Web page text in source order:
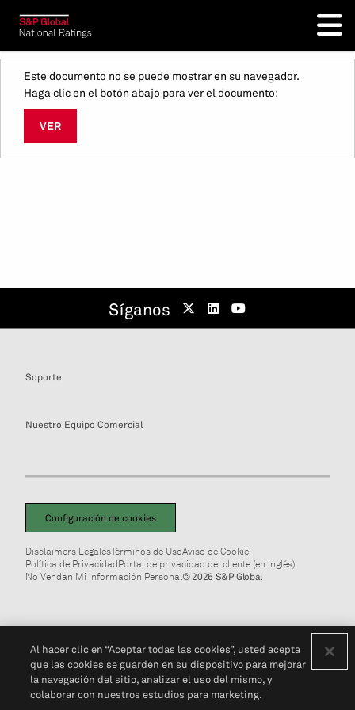
Este documento no se puede mostrar en su navegador.
Haga clic en el botón abajo para ver el documento:
VER
Síganos
Soporte
Nuestro Equipo Comercial
Configuración de cookies
Disclaimers LegalesTérminos de UsoAviso de Cookie
Política de PrivacidadPortal de privacidad del cliente (en inglés)
No Vendan Mi Información Personal© 2026 S&P Global
Al hacer clic en “Aceptar todas las cookies”, usted acepta
que las cookies se guarden en su dispositivo para mejorar
la navegación del sitio, analizar el uso del mismo, y
colaborar con nuestros estudios para marketing.